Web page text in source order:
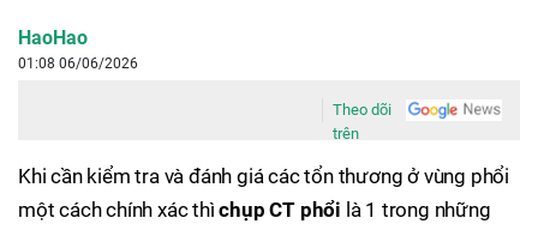
HaoHao
01:08 06/06/2026
Theo dõi
trên
Khi cần kiểm tra và đánh giá các tổn thương ở vùng phổi
một cách chính xác thìchụp CT phổi là 1 trong những